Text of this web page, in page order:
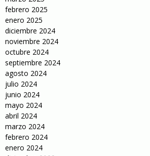
febrero 2025
enero 2025
diciembre 2024
noviembre 2024
octubre 2024
septiembre 2024
agosto 2024
julio 2024
junio 2024
mayo 2024
abril 2024
marzo 2024
febrero 2024
enero 2024